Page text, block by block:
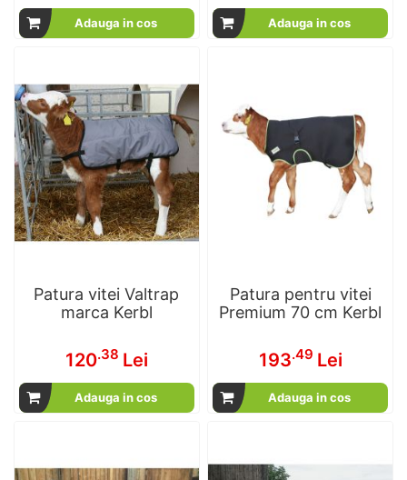
Adauga in cos Adauga in cos
Patura vitei Valtrap
marca Kerbl
120.38 Lei
Adauga in cos
Patura pentru vitei
Premium 70 cm Kerbl
193.49 Lei
Adauga in cos